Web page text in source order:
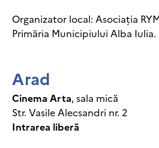
Organizator local: Asociația
Primăria Municipiului Alba Iulia.
Arad
Cinema Arta, sala mică
Str. Vasile Alecsandri nr. 2
Intrarea liberă